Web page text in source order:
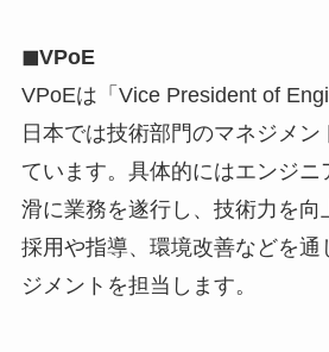
◼︎VPoE
VPoEは「Vice President of
日本では技術部門のマネジメ
ています。具体的にはエンジニ
滑に業務を遂行し、技術力を向
採用や指導、環境改善などを通
ジメントを担当します。